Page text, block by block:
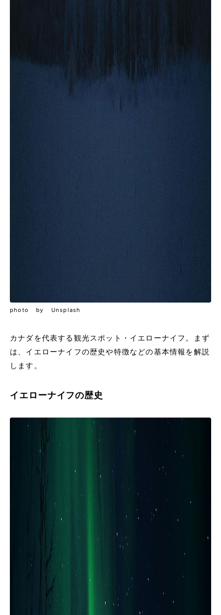
photo by Unsplash
カナダを代表する観光スポット・イエローナイフ。まず
は、イエローナイフの歴史や特徴などの基本情報を解説
します。
イエローナイフの歴史